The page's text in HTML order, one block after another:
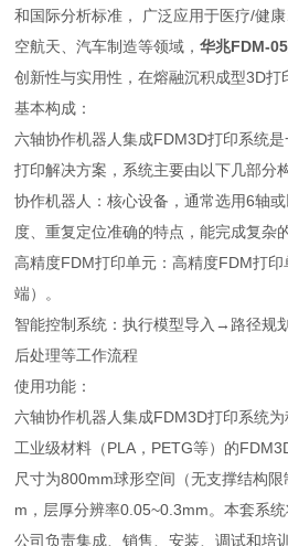
和国际分析标准， 广泛应用于医疗/健
空航天、汽车制造等领域，华兆FDM-
创新性与实用性，在熔融沉积成型3D打
基本构成：
六轴协作机器人集成FDM3D打印系统
打印解决方案，系统主要由以下几部分
协作机器人：核心设备，通常选用6轴
度、重复定位准确的特点，能完成复杂
高精度FDM打印单元：高精度FDM打
端）。
智能控制系统：执行模型导入→路径
后处理等工作流程
使用功能：
六轴协作机器人集成FDM3D打印系统
工业级材料（PLA，PETG等）的
尺寸为800mm球形空间（无支撑结构
m，层厚分辨率0.05~0.3mm。本套系
公司负责集成、销售、安装、调试和培